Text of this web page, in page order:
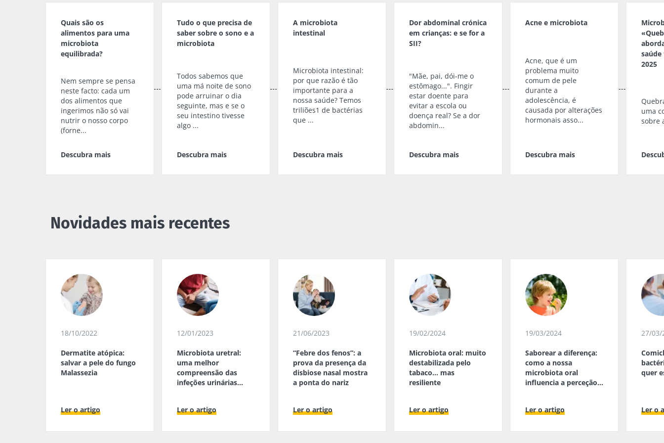
Quais são os
alimentos para uma
microbiota
equilibrada?
Nem sempre se pensa
neste facto: cada um
dos alimentos que
ingerimos não só vai
nutrir o nosso corpo
(forne...
Descubra mais
Tudo o que precisa de
saber sobre o sono e a
microbiota
Todos sabemos que
uma má noite de sono
pode arruinar o dia
seguinte, mas e se o
seu intestino tivesse
algo ...
Descubra mais
A microbiota
intestinal
Microbiota intestinal:
por que razão é tão
importante para a
nossa saúde? Temos
triliões1 de bactérias
que ...
Descubra mais
Dor abdominal crónica
em crianças: e se for a
SII?
"Mãe, pai, dói-me o
estômago...". Fingir
estar doente para
evitar a escola ou
doença real? Se a dor
abdomin...
Descubra mais
Acne e microbiota
Acne, que é um
problema muito
comum de pele
durante a
adolescência, é
causada por alterações
hormonais asso...
Descubra mais
2025
uma
sobre
Novidades mais recentes
18/10/2022
Dermatite atópica:
salvar a pele do fungo
Malassezia
Ler o artigo
12/01/2023
Microbiota uretral:
uma melhor
compreensão das
infeções urinárias
Ler o artigo
21/06/2023
“Febre dos fenos”: a
prova da presença da
disbiose nasal mostra
a ponta do nariz
Ler o artigo
19/02/2024
Microbiota oral: muito
destabilizada pelo
tabaco... mas
resiliente
Ler o artigo
19/03/2024
Saborear a diferença:
como a nossa
microbiota oral
influencia a perceção
Ler o artigo
27/03/
quer
Ler o